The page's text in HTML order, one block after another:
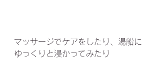
マッサージでケアをしたり、湯船に
ゆっくりと浸かってみたり